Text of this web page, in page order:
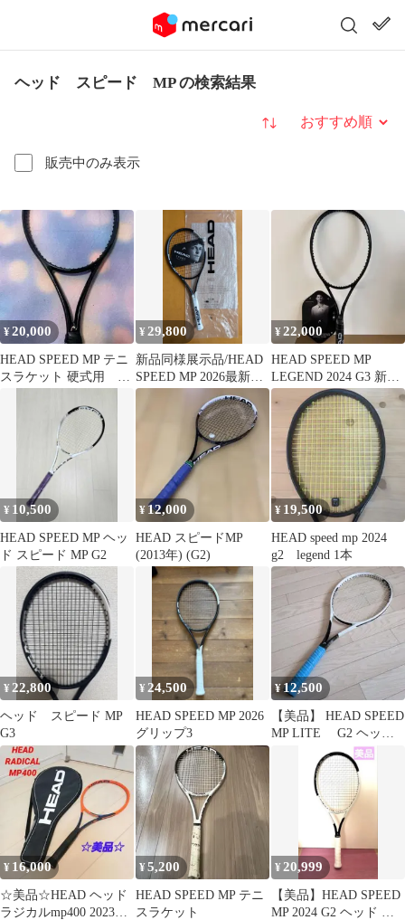
ヘッド スピード MP の検索結果
販売中のみ表示
並び替え
¥20,000
HEAD SPEED MP テニ
スラケット 硬式用
¥ 29,800
新品同様展示品/HEAD
SPEED MP 2026最新モ
デル/G2/国内正規品
¥22,000
HEAD SPEED MP
LEGEND 2024 G3 新品
未使用
¥ 10,500
HEAD SPEED MP ヘッ
ド スピード MP G2
¥ 12,000
HEAD スピードMP
(2013年) (G2)
¥ 19,500
HEAD speed mp 2024
g2 legend 1本
¥22,800
ヘッド スピード MP
G3
¥24,500
HEAD SPEED MP 2026
グリップ3
¥12,500
【美品】 HEAD SPEED
MP LITE G2 ヘッ
ド スピード
¥ 16,000
☆美品☆HEAD ヘッド
ラジカルmp400 2023年
¥5,200
HEAD SPEED MP テニ
スラケット
¥ 20,999
【美品】HEAD SPEED
MP 2024 G2 ヘッド ス